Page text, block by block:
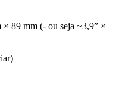
89 mm (- ou seja ~3,9” ×